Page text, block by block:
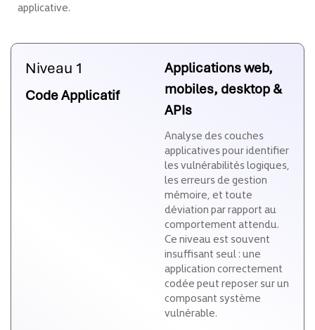
applicative.
Niveau 1
Code Applicatif
Applications web,
mobiles, desktop &
APIs
Analyse des couches
applicatives pour identifier
les vulnérabilités logiques,
les erreurs de gestion
mémoire, et toute
déviation par rapport au
comportement attendu.
Ce niveau est souvent
insuffisant seul : une
application correctement
codée peut reposer sur un
composant système
vulnérable.